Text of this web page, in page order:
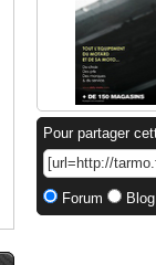
Pour partager
Forum